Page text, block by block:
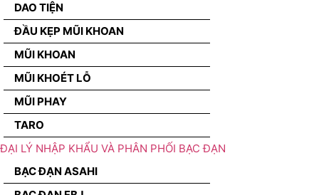
DAO TIỆN
ĐẦU KẸP MŨI KHOAN
MŨI KHOAN
MŨI KHOÉT LỖ
MŨI PHAY
TARO
ĐẠI LÝ NHẬP KHẨU VÀ PHÂN PHỐI BẠC ĐẠN
BẠC ĐẠN ASAHI